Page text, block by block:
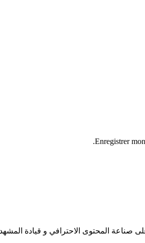
Enregistrer
صناعة المحتوى الاحترافي و قيادة